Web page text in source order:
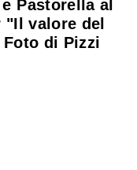
Pastorella al
"Il valore del
di Pizzi